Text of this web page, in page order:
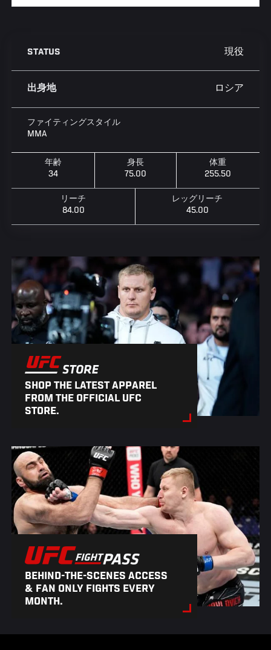
STATUS 現役
出身地 ロシア
ファイティングスタイル
MMA
年齢
34
身長
75.00
体重
255.50
リーチ
84.00
レッグリーチ
45.00
SHOP THE LATEST APPAREL
FROM THE OFFICIAL UFC
STORE.
BEHIND-THE-SCENES ACCESS
& FAN ONLY FIGHTS EVERY
MONTH.